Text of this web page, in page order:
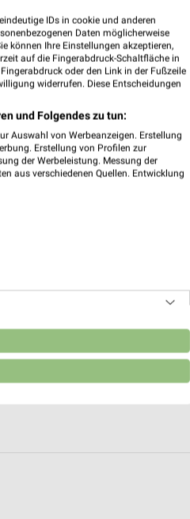
IDs in cookie und anderen
Daten möglicherweise
können Ihre Einstellungen akzeptieren,
auf die Fingerabdruck-Schaltfläche in
oder den Link in der Fußzeile
widerrufen. Diese Entscheidungen
und Folgendes zu tun:
Auswahl von Werbeanzeigen. Erstellung
Erstellung von Profilen zur
der Werbeleistung. Messung der
aus verschiedenen Quellen. Entwicklung